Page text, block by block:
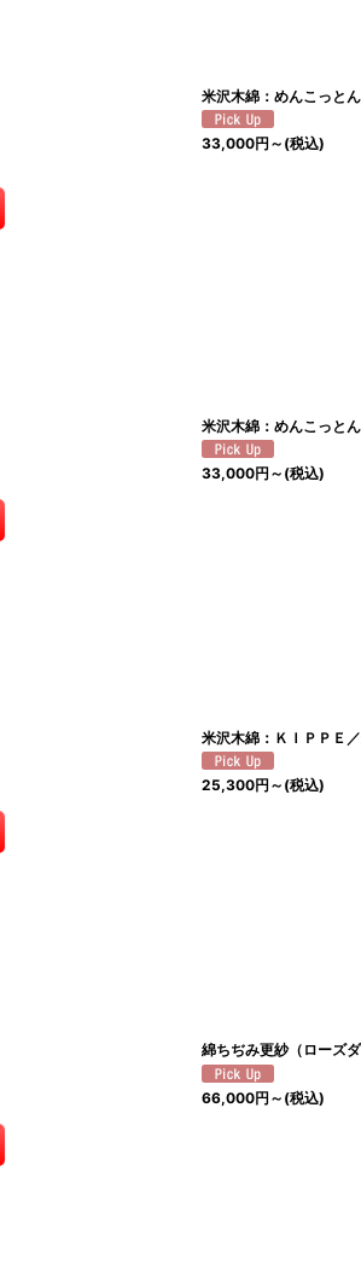
米沢木綿：めんこっと
33,000円 ～ (税込)
米沢木綿：めんこっと
33,000円 ～ (税込)
米沢木綿：ＫＩＰＰＥ
25,300円 ～ (税込)
綿ちぢみ更紗（ローズダ
66,000円 ～ (税込)